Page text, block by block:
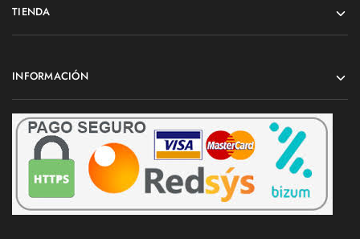
TIENDA
INFORMACIÓN